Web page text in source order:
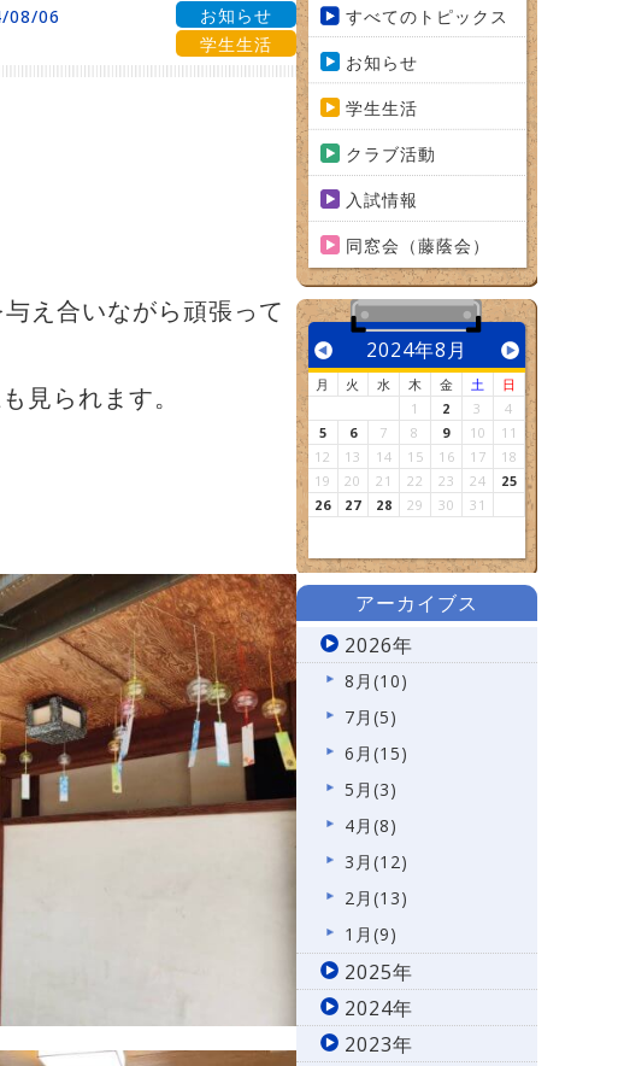
08/06
お知らせ
学生生活
え合いながら頑張って
見られます。
すべてのトピックス
お知らせ
学生生活
クラブ活動
入試情報
同窓会（藤蔭会）
2024年8月
月 火 水 木 金 土
日
1
2 3
4
5
6 7 8 9 10
11
12
13 14 15 16 17
18
19
20 21 22 23 24
25
26
27 28 29 30 31
アーカイブス
2026年
8月(10)
7月(5)
6月(15)
5月(3)
4月(8)
3月(12)
2月(13)
1月(9)
2025年
2024年
2023年